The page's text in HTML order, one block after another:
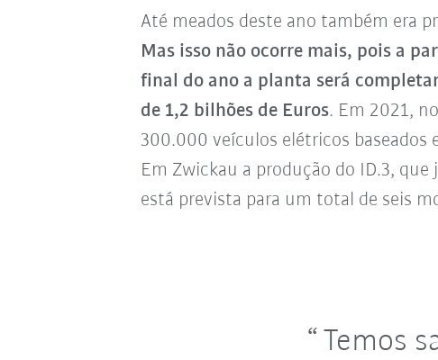
Até meados deste ano também era
Mas isso não ocorre mais, pois a
final do ano a planta será
de 1,2 bilhões de Euros. Em 2021,
300.000 veículos elétricos baseados
Em Zwickau a produção do ID.3,
está prevista para um total de seis
Temos